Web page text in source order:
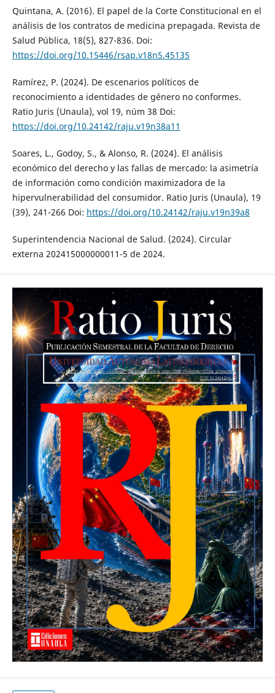
Quintana, A. (2016). El papel de la Corte Constitucional en el
análisis de los contratos de medicina prepagada. Revista de
Salud Pública, 18(5), 827-836. Doi:
https://doi.org/10.15446/rsap.v18n5.45135
Ramírez, P. (2024). De escenarios políticos de
reconocimiento a identidades de género no conformes.
Ratio Juris (Unaula), vol 19, núm 38 Doi:
https://doi.org/10.24142/raju.v19n38a11
Soares, L., Godoy, S., & Alonso, R. (2024). El análisis
económico del derecho y las fallas de mercado: la asimetría
de información como condición maximizadora de la
hipervulnerabilidad del consumidor. Ratio Juris (Unaula), 19
(39), 241-266 Doi: https://doi.org/10.24142/raju.v19n39a8
Superintendencia Nacional de Salud. (2024). Circular
externa 202415000000011-5 de 2024.